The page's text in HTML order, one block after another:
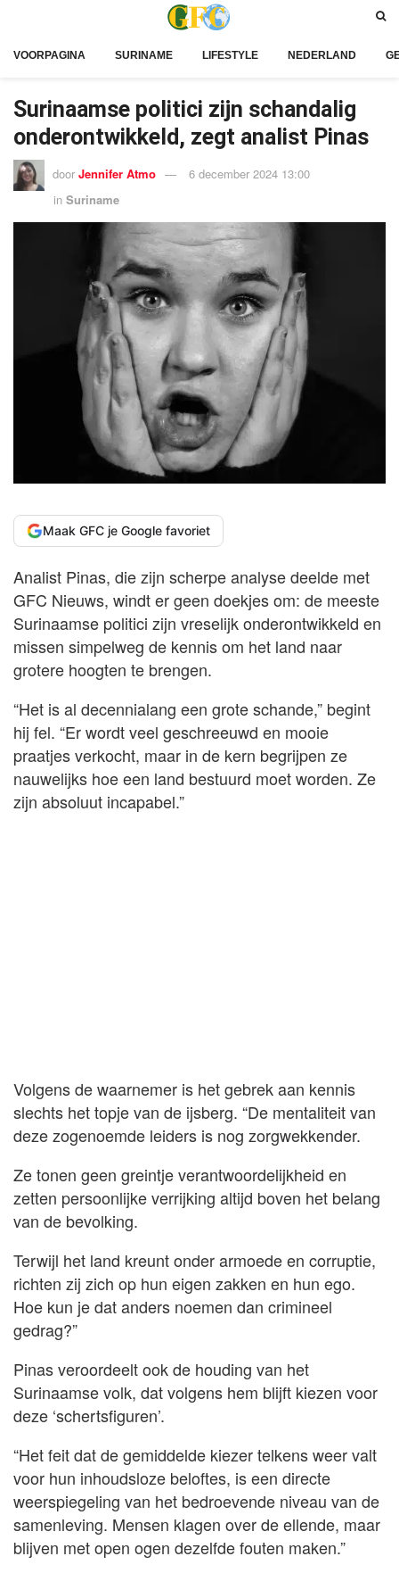
VOORPAGINA SURINAME LIFESTYLE NEDERLAND
Surinaamse politici zijn schandalig
onderontwikkeld, zegt analist Pinas
door Jennifer Atmo
6 december 2024 13:00
in Suriname
Maak GFC je Google favoriet
Analist Pinas, die zijn scherpe analyse deelde met
GFC Nieuws, windt er geen doekjes om: de meeste
Surinaamse politici zijn vreselijk onderontwikkeld en
missen simpelweg de kennis om het land naar
grotere hoogten te brengen.
“Het is al decennialang een grote schande,” begint
hij fel. “Er wordt veel geschreeuwd en mooie
praatjes verkocht, maar in de kern begrijpen ze
nauwelijks hoe een land bestuurd moet worden. Ze
zijn absoluut incapabel.”
Volgens de waarnemer is het gebrek aan kennis
slechts het topje van de ijsberg. “De mentaliteit van
deze zogenoemde leiders is nog zorgwekkender.
Ze tonen geen greintje verantwoordelijkheid en
zetten persoonlijke verrijking altijd boven het belang
van de bevolking.
Terwijl het land kreunt onder armoede en corruptie,
richten zij zich op hun eigen zakken en hun ego.
Hoe kun je dat anders noemen dan crimineel
gedrag?”
Pinas veroordeelt ook de houding van het
Surinaamse volk, dat volgens hem blijft kiezen voor
deze ‘schertsfiguren’.
“Het feit dat de gemiddelde kiezer telkens weer valt
voor hun inhoudsloze beloftes, is een directe
weerspiegeling van het bedroevende niveau van de
samenleving. Mensen klagen over de ellende, maar
blijven met open ogen dezelfde fouten maken.”